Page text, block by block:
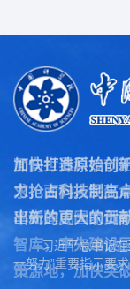
面向世界科技前
求，面向人民生
率先建成国家创
智库，率先建设
策源地，加快突
加快打造原始创
力抢占科技制高
出新的更大的贡
—— 习近平总书记在
一努力”重要指示要求